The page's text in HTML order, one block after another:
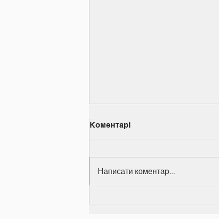
Вручення дипломів
Коментарі
Написати коментар...